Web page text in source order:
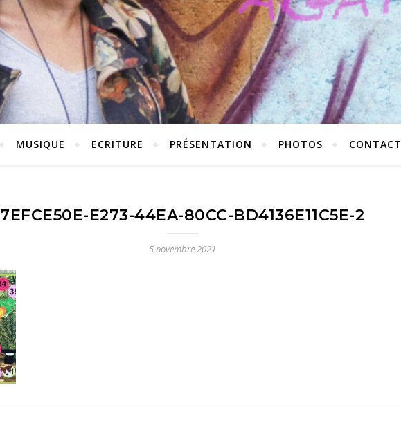
MUSIQUE ECRITURE PRÉSENTATION PHOTOS CONTACT
7EFCE50E-E273-44EA-80CC-BD4136E11C5E-2
5 novembre 2021